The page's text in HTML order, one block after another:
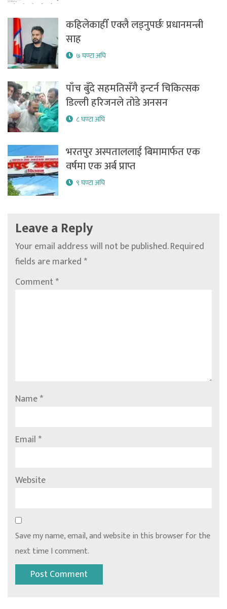
कहिलेकाहीँ एक्लै लड्नुपर्छः प्रधानमन्त्री
साह
७ घण्टा अघि
पाँच बुँदे सहमतिसँगै इन्टर्न चिकित्सक
डिल्ली हरिजनले तोडे अनसन
८ घण्टा अघि
भरतपुर अस्पताललाई बिमामार्फत एक
वर्षमा एक अर्ब प्राप्त
९ घण्टा अघि
Leave a Reply
Your email address will not be published.Required
fields are marked*
Comment*
Name*
Email*
Website
Save my name, email, and website in this browser for the
next time I comment.